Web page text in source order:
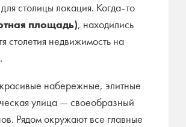
столицы локация. Когда-то
площадь), находились
столетия недвижимость на
набережные, элитные
улица — своеобразный
Рядом окружают все главные